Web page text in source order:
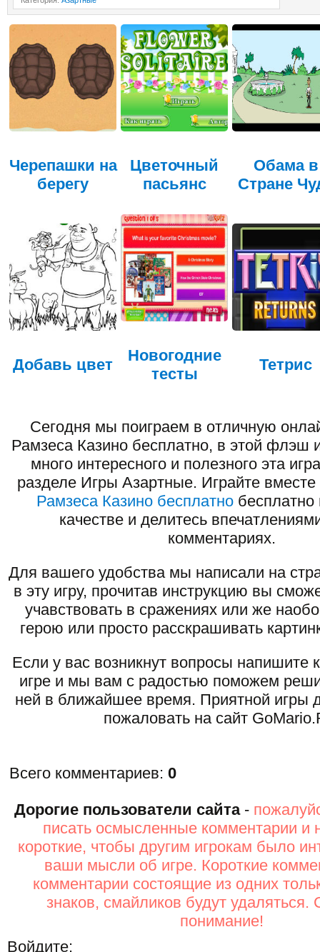
Черепашки на
берегу
Цветочный
пасьянс
Обама в
Стране
Добавь цвет
Новогодние
тесты
Тетрис
Сегодня мы поиграем в отличную
Рамзеса Казино бесплатно, в этой флэш
много интересного и полезного эта
разделе Игры Азартные. Играйте
Рамзеса Казино бесплатнобесплатно
качестве и делитесь
комментариях.
Для вашего удобства мы написали на
в эту игру, прочитав инструкцию вы
учавствовать в сражениях или же
герою или просто расскрашивать
Если у вас возникнут вопросы напишите
игре и мы вам с радостью поможем
ней в ближайшее время. Приятной игры
пожаловать на сайт
Всего комментариев: 0
Дорогие пользователи сайта-
писать осмысленные комментарии и
короткие, чтобы другим игрокам было
ваши мысли об игре. Короткие
комментарии состоящие из одних
знаков, смайликов будут удаляться.
понимание!
Войдите: